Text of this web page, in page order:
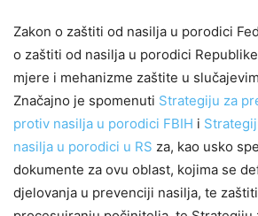
Zakon o zaštiti od nasilja u porodici
o zaštiti od nasilja u porodici
mjere i mehanizme zaštite u
Značajno je spomenuti Strategiju za
protiv nasilja u porodici FBIH i
nasilja u porodici u RS za, kao usko
dokumente za ovu oblast, kojima se
djelovanja u prevenciji nasilja, te